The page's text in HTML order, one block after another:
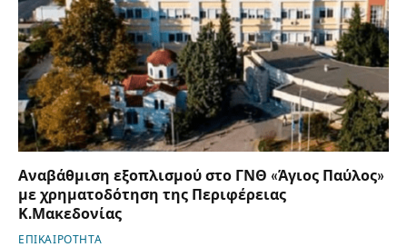
Αναβάθμιση εξοπλισμού στο ΓΝΘ «Άγιος Παύλος»
με χρηματοδότηση της Περιφέρειας
Κ.Μακεδονίας
ΕΠΙΚΑΙΡΟΤΗΤΑ